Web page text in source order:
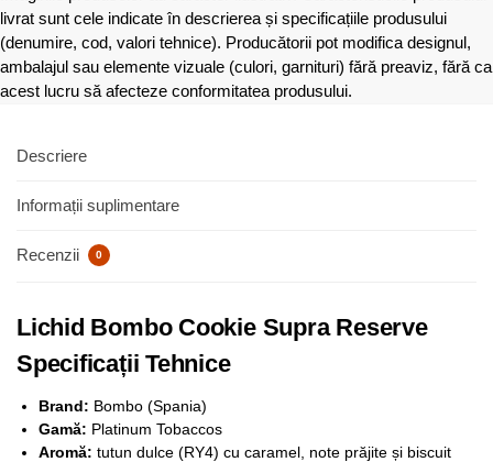
livrat sunt cele indicate în descrierea și specificațiile produsului
(denumire, cod, valori tehnice). Producătorii pot modifica designul,
ambalajul sau elemente vizuale (culori, garnituri) fără preaviz, fără ca
acest lucru să afecteze conformitatea produsului.
Descriere
Informații suplimentare
Recenzii 0
Lichid Bombo Cookie Supra Reserve
Specificații Tehnice
Brand: Bombo (Spania)
Gamă: Platinum Tobaccos
Aromă: tutun dulce (RY4) cu caramel, note prăjite și biscuit